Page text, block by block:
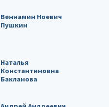
Вениамин Ноевич
Пушкин
Наталья
Константиновна
Бакланова